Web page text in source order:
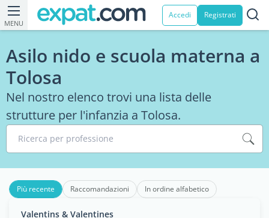
MENU
Accedi Registrati
Asilo nido e scuola materna a
Tolosa
Nel nostro elenco trovi una lista delle
strutture per l'infanzia a Tolosa.
Ricerca per professione
Più recente Raccomandazioni In ordine alfabetico
Valentins & Valentines